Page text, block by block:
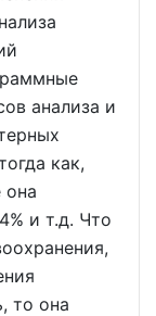
анализа и
как,
она
и т.д. Что
то она